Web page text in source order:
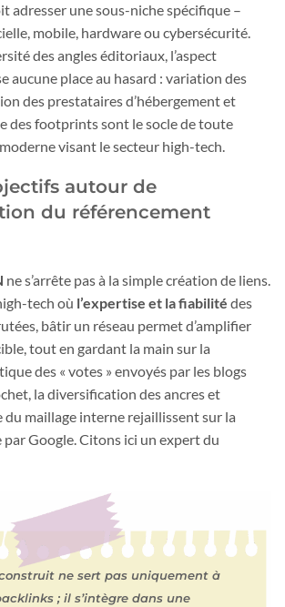
adresser une sous-niche spécifique –
mobile, hardware ou cybersécurité.
des angles éditoriaux, l’aspect
aucune place au hasard : variation des
des prestataires d’hébergement et
des footprints sont le socle de toute
visant le secteur high-tech.
autour de
du référencement
ne s’arrête pas à la simple création de liens.
tech où l’expertise et la fiabilité des
bâtir un réseau permet d’amplifier
tout en gardant la main sur la
des « votes » envoyés par les blogs
la diversification des ancres et
du maillage interne rejaillissent sur la
Google. Citons ici un expert du
ne sert pas uniquement à
; il s’intègre dans une